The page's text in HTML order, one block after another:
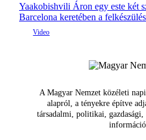
Yaakobishvili Áron egy este két
Barcelona keretében a
A Magyar Nemzet közéleti
alapról, a tényekre építve
társadalmi, politikai,